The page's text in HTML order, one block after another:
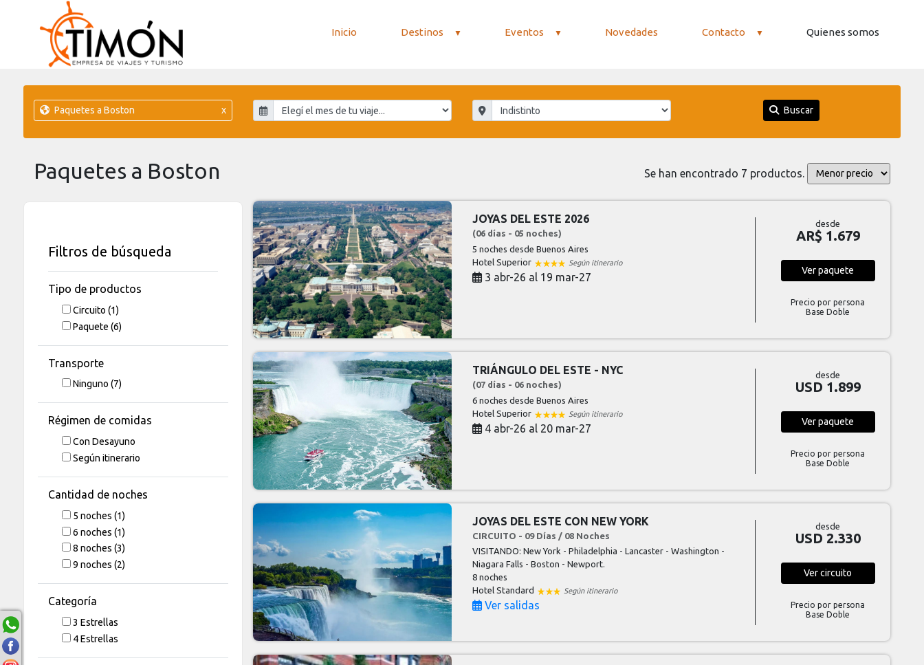
Inicio Destinos Eventos Novedades Contacto Quienes somos
Paquetes a Boston x Buscar
Paquetes a Boston Se han encontrado 7 productos.
Filtros de búsqueda
Tipo de productos
Circuito (1)
Paquete (6)
Transporte
Ninguno (7)
Régimen de comidas
Con Desayuno
Según itinerario
Cantidad de noches
5 noches (1)
6 noches (1)
8 noches (3)
9 noches (2)
Categoría
3 Estrellas
4 Estrellas
JOYAS DEL ESTE 2026
(06 días - 05 noches)
5 noches desde Buenos Aires
Hotel Superior
Según itinerario
3 abr-26 al 19 mar-27
desde
AR$ 1.679
Verpaquete
Precio por persona
Base Doble
TRIÁNGULO DEL ESTE - NYC
(07 días - 06 noches)
6 noches desde Buenos Aires
Hotel Superior
Según itinerario
4 abr-26 al 20 mar-27
desde
USD 1.899
Verpaquete
Precio por persona
Base Doble
JOYAS DEL ESTE CON NEW YORK
CIRCUITO - 09 Días / 08 Noches
VISITANDO: New York - Philadelphia - Lancaster - Washington -
Niagara Falls - Boston - Newport.
8 noches
Hotel Standard
Según itinerario
Ver salidas
desde
USD 2.330
Vercircuito
Precio por persona
Base Doble